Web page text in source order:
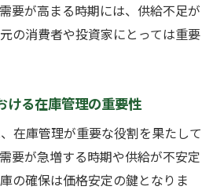
要が高まる時期には、供給不足が
の消費者や投資家にとっては重要
ける在庫管理の重要性
在庫管理が重要な役割を果たして
要が急増する時期や供給が不安定
の確保は価格安定の鍵となりま